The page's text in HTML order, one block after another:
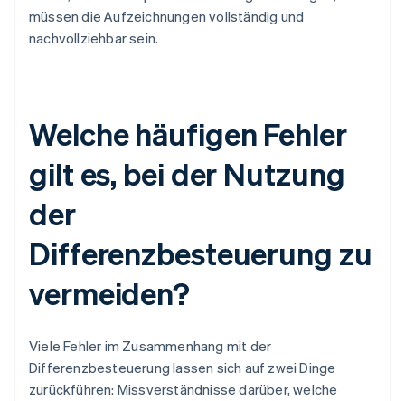
müssen die Aufzeichnungen vollständig und
nachvollziehbar sein.
Welche häufigen Fehler
gilt es, bei der Nutzung
der
Differenzbesteuerung zu
vermeiden?
Viele Fehler im Zusammenhang mit der
Differenzbesteuerung lassen sich auf zwei Dinge
zurückführen: Missverständnisse darüber, welche